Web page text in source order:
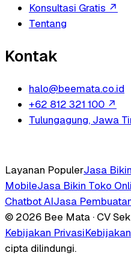
Konsultasi Gratis ↗
Tentang
Kontak
halo@beemata.co.id
+62 812 321 100 ↗
Tulungagung, Jawa
Layanan PopulerJasa
MobileJasa Bikin Toko
Chatbot AIJasa
© 2026 Bee Mata · CV
Kebijakan Privasi
cipta dilindungi.